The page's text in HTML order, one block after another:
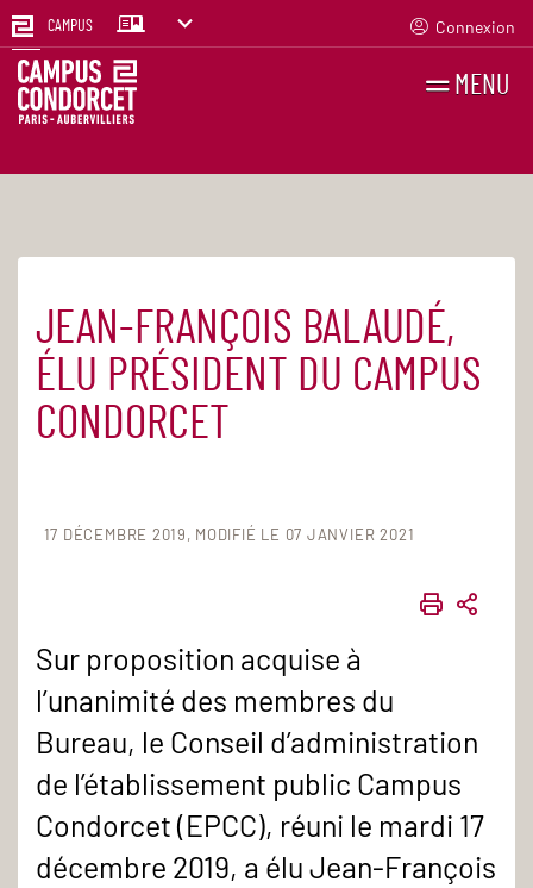
CAMPUS Connexion
MENU
Accueil Actualités
JEAN-FRANÇOIS BALAUDÉ,
ÉLU PRÉSIDENT DU CAMPUS
CONDORCET
17 DÉCEMBRE 2019 MODIFIÉ LE 07 JANVIER 2021
Sur proposition acquise à
l’unanimité des membres du
Bureau, le Conseil d’administration
de l’établissement public Campus
Condorcet (EPCC), réuni le mardi 17
décembre 2019, a élu Jean-François